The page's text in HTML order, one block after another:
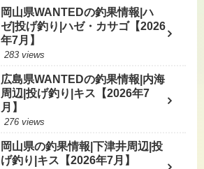
岡山県WANTEDの釣果情報|ハ
ゼ|投げ釣り|ハゼ・カサゴ【2026
年7月】
283 views
広島県WANTEDの釣果情報|内海
周辺|投げ釣り|キス【2026年7
月】
276 views
岡山県の釣果情報|下津井周辺|投
げ釣り|キス【2026年7月】